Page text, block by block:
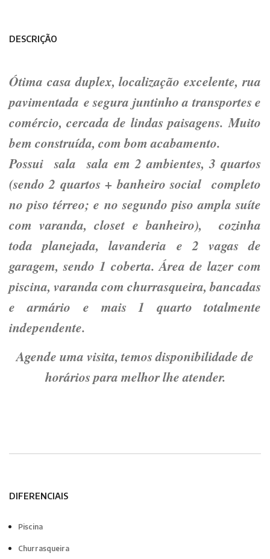
DESCRIÇÃO
Ótima casa duplex, localização excelente, rua
pavimentada e segura juntinho a transportes e
comércio, cercada de lindas paisagens. Muito
bem construída, com bom acabamento.
Possui sala sala em 2 ambientes, 3 quartos
(sendo 2 quartos + banheiro social completo
no piso térreo; e no segundo piso ampla suíte
com varanda, closet e banheiro), cozinha
toda planejada, lavanderia e 2 vagas de
garagem, sendo 1 coberta. Área de lazer com
piscina, varanda com churrasqueira, bancadas
e armário e mais 1 quarto totalmente
independente.
Agende uma visita, temos disponibilidade de
horários para melhor lhe atender.
DIFERENCIAIS
Piscina
Churrasqueira